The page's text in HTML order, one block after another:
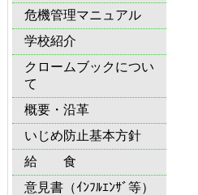
危機管理マニュアル
学校紹介
クロームブックについ
て
概要・沿革
いじめ防止基本方針
給 食
意見書（ｲﾝﾌﾙｴﾝｻﾞ等）